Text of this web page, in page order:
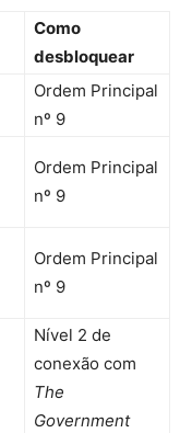
Como
desbloquear
Ordem Principal
nº 9
Ordem Principal
nº 9
Ordem Principal
nº 9
Nível 2 de
conexão com
The
Government